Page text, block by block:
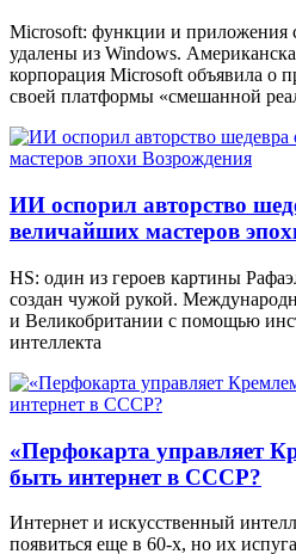
Microsoft: функции и приложения
удалены из Windows.
корпорация Microsoft объявила о
своей платформы «смешанной
ИИ оспорил авторство
величайших мастеров
HS: один из героев картины
создан чужой рукой.
и Великобритании с помощью
интеллекта
«Перфокарта управляет
быть интернет в СССР?
Интернет и искусственный
появиться еще в 60-х, но их